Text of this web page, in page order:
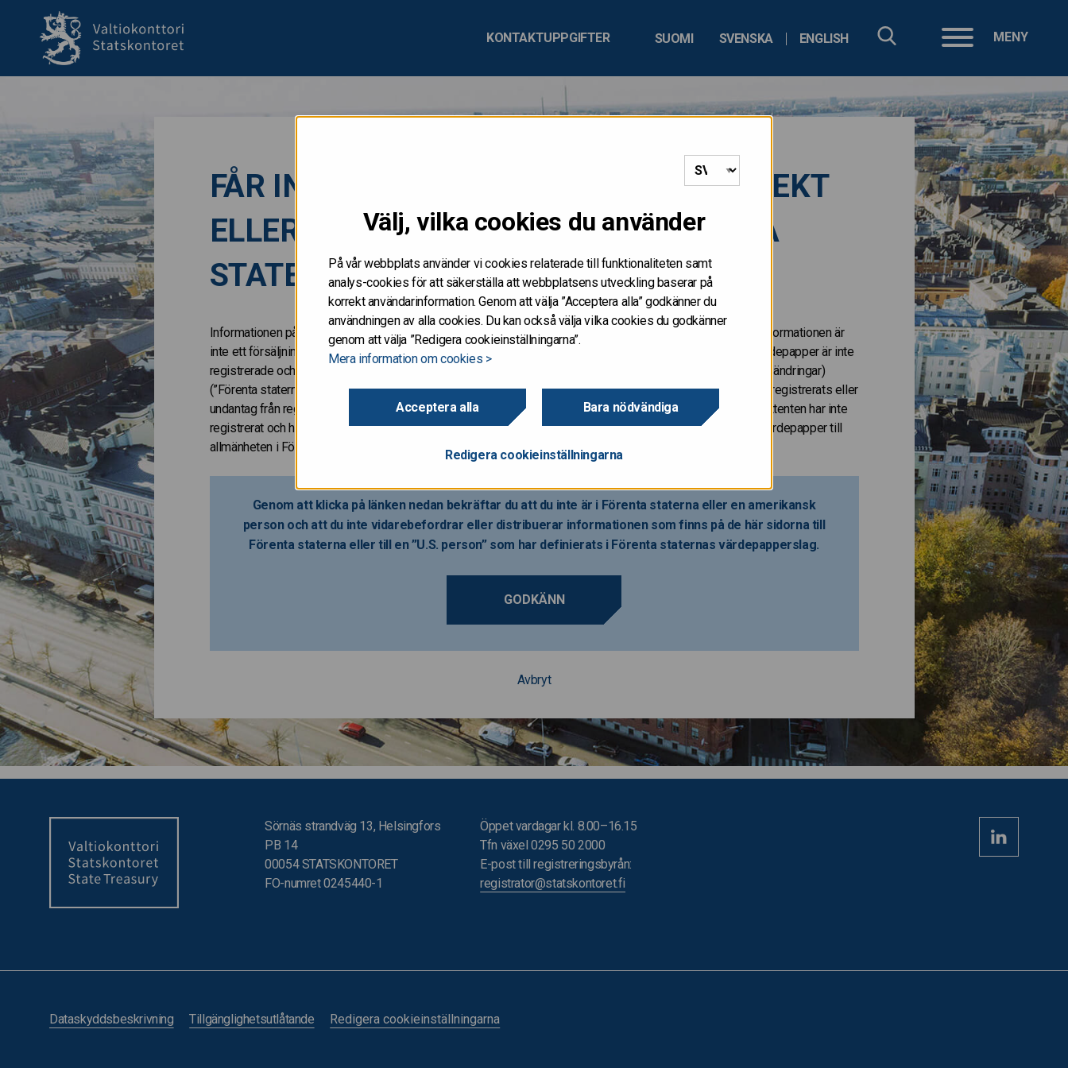
Välj, vilka cookies du använder
På vår webbplats använder vi cookies relaterade till funktionaliteten samt
analys-cookies för att säkerställa att webbplatsens utveckling baserar på
korrekt användarinformation. Genom att välja ”Acceptera alla” godkänner du
användningen av alla cookies. Du kan också välja vilka cookies du godkänner
genom att välja ”Redigera cookieinställningarna”.
Mera information om cookies >
Acceptera alla Bara nödvändiga
Redigera cookieinställningarna
SUOMI
SVENSKA ENGLISH
KONTAKTUPPGIFTER MENY
FÅR INTE DISTRIBUERAS, VARE SIG DIREKT
ELLER INDIREKT, I ELLER TILL FÖRENTA
STATERNA
Informationen på de här Internetsidorna får inte publiceras eller annars spridas i eller till Förenta staterna. Informationen är
inte ett försäljningsanbud eller uppmaning att göra köpeanbud av värdepapper i Förenta staterna. Dessa värdepapper är inte
registrerade och kommer inte att registreras enligt Förenta staternas värdepapperslag av år 1933 (inklusive ändringar)
(”Förenta staternas värdepapperslag”) och de får inte bjudas ut eller säljas i Förenta staterna om de inte har registrerats eller
undantag från registreringsskyldigheten har erhållits i enlighet med Förenta staternas värdepapperslag. Emittenten har inte
registrerat och har inte heller för avsikt att registrera någon del av anbudet i Förenta staterna eller bjuda ut värdepapper till
allmänheten i Förenta staterna.
Genom att klicka på länken nedan bekräftar du att du inte är i Förenta staterna eller en amerikansk
person och att du inte vidarebefordrar eller distribuerar informationen som finns på de här sidorna till
Förenta staterna eller till en ”U.S. person” som har definierats i Förenta staternas värdepapperslag.
GODKÄNN
Avbryt
Sörnäs strandväg 13, Helsingfors
PB 14
00054 STATSKONTORET
FO-numret 0245440-1
Öppet vardagar kl. 8.00–16.15
Tfn växel 0295 50 2000
E-post till registreringsbyrån:
registrator@statskontoret.fi
Dataskyddsbeskrivning Tillgänglighetsutlåtande Redigera cookieinställningarna